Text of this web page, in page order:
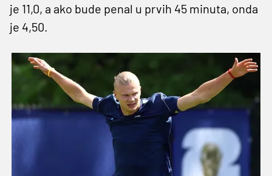
je 11,0, a ako bude penal u prvih 45 minuta, onda
je 4,50.